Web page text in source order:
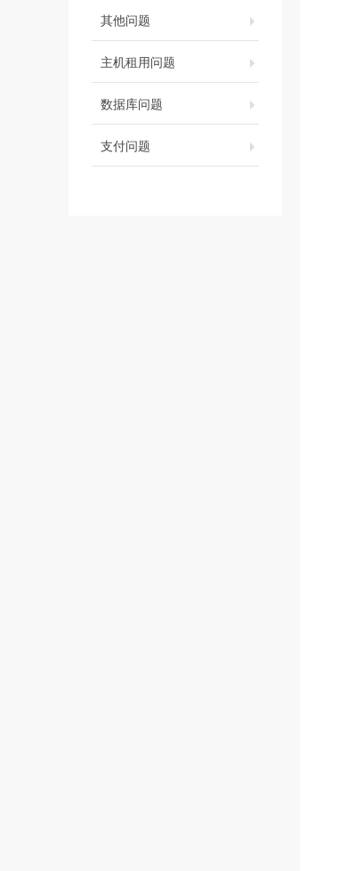
其他问题
主机租用问题
数据库问题
支付问题